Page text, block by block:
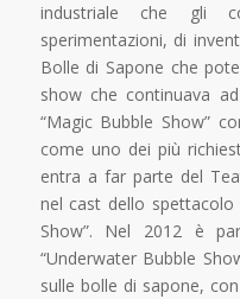
industriale che gli
sperimentazioni, di
Bolle di Sapone che
show che continuava
“Magic Bubble Show”
come uno dei più
entra a far parte del
nel cast dello spettacolo
Show”. Nel 2012 è
“Underwater Bubble
sulle bolle di sapone,